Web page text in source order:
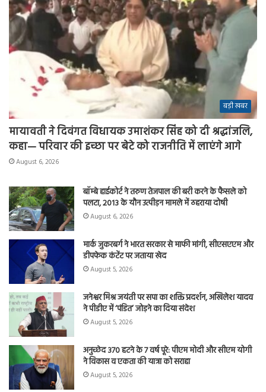
बड़ी खबर
मायावती ने दिवंगत विधायक उमाशंकर सिंह को दी श्रद्धांजलि,
कहा— परिवार की इच्छा पर बेटे को राजनीति में लाएंगे आगे
August 6, 2026
बॉम्बे हाईकोर्ट ने तरुण तेजपाल की बरी करने के फैसले को
पलटा, 2013 के यौन उत्पीड़न मामले में ठहराया दोषी
August 6, 2026
मार्क जुकरबर्ग ने भारत सरकार से माफी मांगी, सीएसएएम और
डीपफेक कंटेंट पर जताया खेद
August 5, 2026
जनेश्वर मिश्र जयंती पर सपा का शक्ति प्रदर्शन, अखिलेश यादव
ने पीडीए में ‘पंडित’ जोड़ने का दिया संदेश
August 5, 2026
अनुच्छेद 370 हटने के 7 वर्ष पूरे: पीएम मोदी और सीएम योगी
ने विकास व एकता की यात्रा को सराहा
August 5, 2026